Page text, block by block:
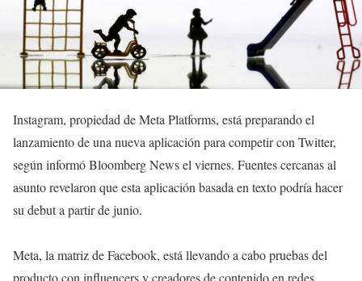
Instagram, propiedad de Meta Platforms, está preparando el
lanzamiento de una nueva aplicación para competir con Twitter,
según informó Bloomberg News el viernes. Fuentes cercanas al
asunto revelaron que esta aplicación basada en texto podría hacer
su debut a partir de junio.
Meta, la matriz de Facebook, está llevando a cabo pruebas del
producto con influencers y creadores de contenido en redes